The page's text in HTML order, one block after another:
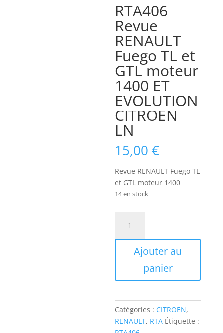
RTA406
Revue
RENAULT
Fuego TL et
GTL moteur
1400 ET
EVOLUTION
CITROEN
LN
15,00€
Revue RENAULT Fuego TL
et GTL moteur 1400
14 en stock
RTA406
Revue
GTL
moteur
Ajouter au
panier
Catégories : CITROEN,
RENAULT, RTA Étiquette :